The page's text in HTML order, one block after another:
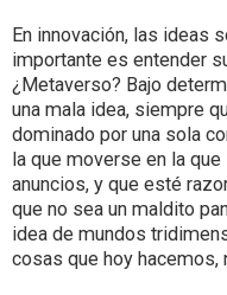
En innovación, las ideas
importante es entender
¿Metaverso? Bajo
una mala idea, siempre
dominado por una sola
la que moverse en la
anuncios, y que esté
que no sea un maldito
idea de mundos
cosas que hoy hacemos,